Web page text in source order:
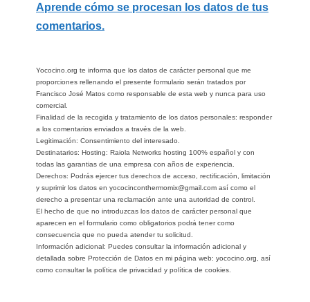
Aprende cómo se procesan los datos de tus
comentarios.
Yococino.org te informa que los datos de carácter personal que me
proporciones rellenando el presente formulario serán tratados por
Francisco José Matos como responsable de esta web y nunca para uso
comercial.
Finalidad de la recogida y tratamiento de los datos personales: responder
a los comentarios enviados a través de la web.
Legitimación: Consentimiento del interesado.
Destinatarios: Hosting: Raiola Networks hosting 100% español y con
todas las garantias de una empresa con años de experiencia.
Derechos: Podrás ejercer tus derechos de acceso, rectificación, limitación
y suprimir los datos en yococinconthermomix@gmail.com así como el
derecho a presentar una reclamación ante una autoridad de control.
El hecho de que no introduzcas los datos de carácter personal que
aparecen en el formulario como obligatorios podrá tener como
consecuencia que no pueda atender tu solicitud.
Información adicional: Puedes consultar la información adicional y
detallada sobre Protección de Datos en mi página web: yococino.org, así
como consultar la política de privacidad y política de cookies.